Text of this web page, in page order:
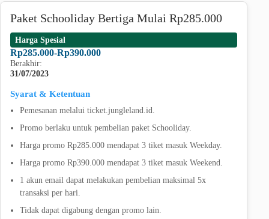
Paket Schooliday Bertiga Mulai Rp285.000
Harga Spesial
Rp285.000-Rp390.000
Berakhir:
31/07/2023
Syarat & Ketentuan
Pemesanan melalui ticket.jungleland.id.
Promo berlaku untuk pembelian paket Schooliday.
Harga promo Rp285.000 mendapat 3 tiket masuk Weekday.
Harga promo Rp390.000 mendapat 3 tiket masuk Weekend.
1 akun email dapat melakukan pembelian maksimal 5x
transaksi per hari.
Tidak dapat digabung dengan promo lain.